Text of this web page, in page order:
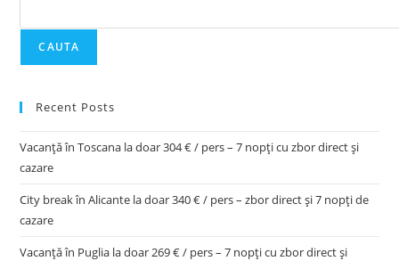
CAUTA
Recent Posts
Vacanță în Toscana la doar 304 € / pers – 7 nopți cu zbor direct și
cazare
City break în Alicante la doar 340 € / pers – zbor direct și 7 nopți de
cazare
Vacanță în Puglia la doar 269 € / pers – 7 nopți cu zbor direct și